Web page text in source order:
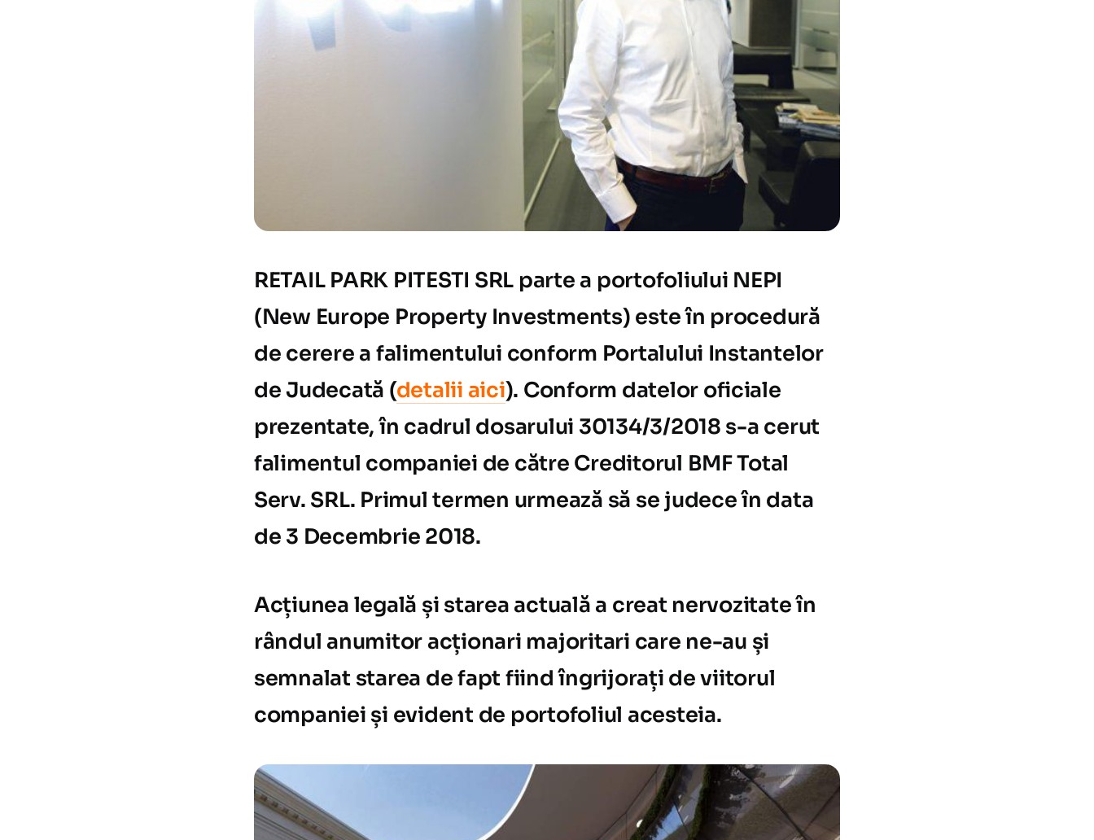
RETAIL PARK PITESTI SRL parte a portofoliului NEPI
(New Europe Property Investments) este în procedură
de cerere a falimentului conform Portalului Instantelor
de Judecată (detalii aici). Conform datelor oficiale
prezentate, în cadrul dosarului 30134/3/2018 s-a cerut
falimentul companiei de către Creditorul BMF Total
Serv. SRL. Primul termen urmează să se judece în data
de 3 Decembrie 2018.
Acțiunea legală și starea actuală a creat nervozitate în
rândul anumitor acționari majoritari care ne-au și
semnalat starea de fapt fiind îngrijorați de viitorul
companiei și evident de portofoliul acesteia.